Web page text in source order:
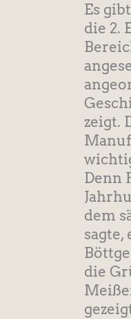
Es
die 2.
zeigt.
Denn
dem
sagte,
die